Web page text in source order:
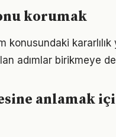
korumak
konusundaki kararlılık
adımlar birikmeye
anlamak